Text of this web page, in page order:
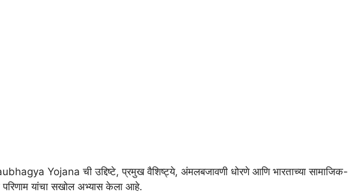
Yojana ची उद्दिष्टे, प्रमुख वैशिष्ट्ये, अंमलबजावणी धोरणे आणि भारताच्या सामाजिक-
परिणाम यांचा सखोल अभ्यास केला आहे.